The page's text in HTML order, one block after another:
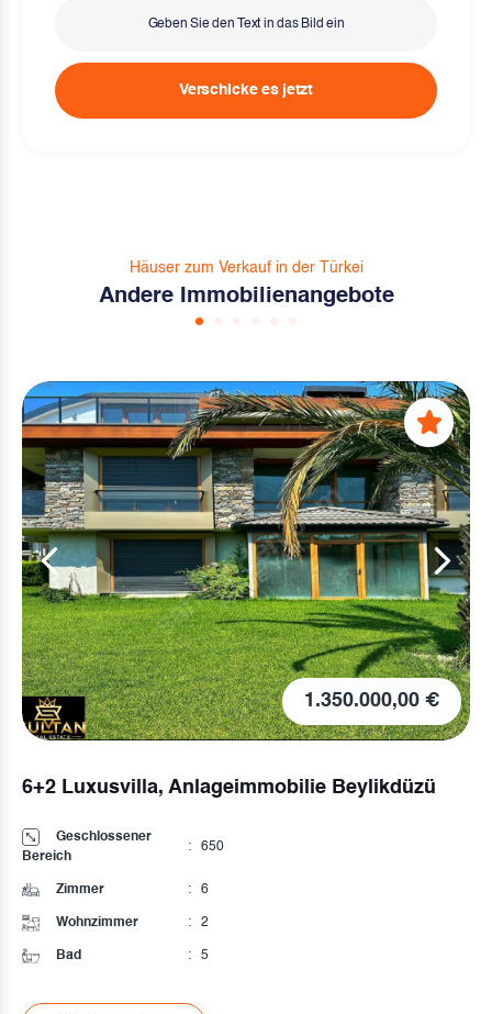
Verschicke es jetzt
Häuser zum Verkauf in der Türkei
Andere Immobilienangebote
500.000,00 €
DOPPELVILLA AUF DEM GELÄNDE
Geschlossener
Bereich
: 220
Zimmer : 4
Wohnzimmer : 1
Bad : 2